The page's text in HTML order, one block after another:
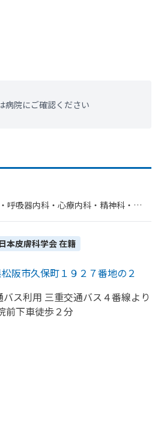
病院にご確認ください
呼吸器内科・​心療内科・​精神科・神
日本皮膚科学会在籍
阪市久保町１９２７番地の２
バス利用 三重交通バス４番線より
前下車徒歩２分